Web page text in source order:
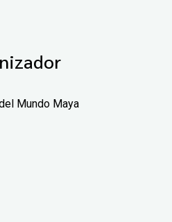
Mundo Maya